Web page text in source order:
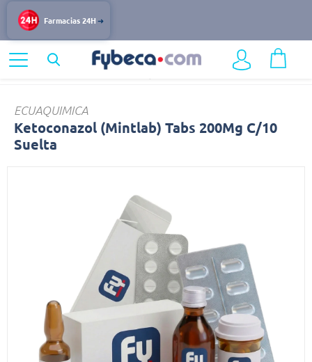
Farmacias 24H
Infecciones y Vacunas Ketoconazol
ECUAQUIMICA
Ketoconazol (Mintlab) Tabs 200Mg C/10
Suelta